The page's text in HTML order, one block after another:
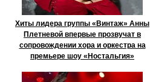
Хиты лидера группы «Винтаж» Анны
Плетневой впервые прозвучат в
сопровождении хора и оркестра на
премьере шоу «Ностальгия»